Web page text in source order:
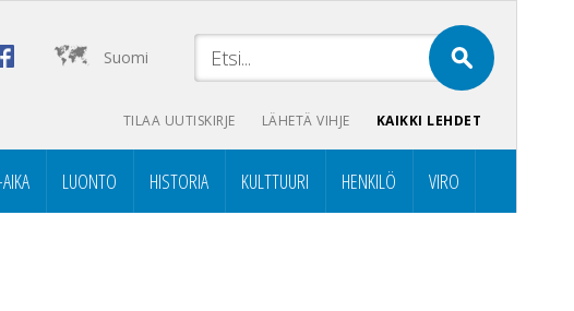
Suomi
TILAA UUTISKIRJE LÄHETÄ VIHJE KAIKKI LEHDET
LUONTO HISTORIA KULTTUURI HENKILÖ VIRO